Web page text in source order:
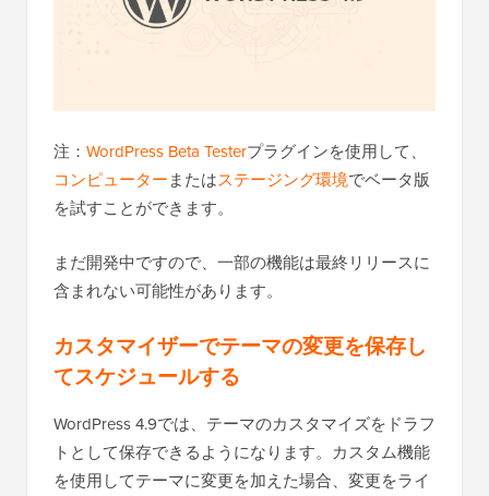
注： WordPress Beta Testerプラグインを使用して、
コンピューターまたはステージング環境でベータ版
を試すことができます。
まだ開発中ですので、一部の機能は最終リリースに
含まれない可能性があります。
カスタマイザーでテーマの変更を保存し
てスケジュールする
WordPress 4.9では、テーマのカスタマイズをドラフ
トとして保存できるようになります。カスタム機能
を使用してテーマに変更を加えた場合、変更をライ